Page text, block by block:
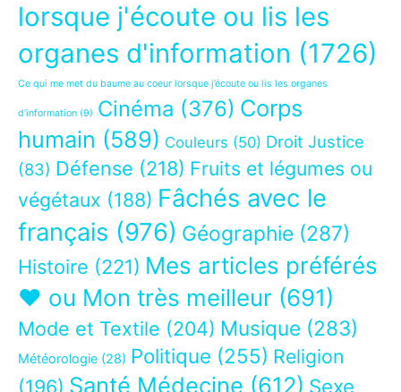
lorsque j'écoute ou lis les
organes d'information (1726)
Ce qui me met du baume au coeur lorsque j’écoute ou lis les organes
d’information (9) Cinéma (376) Corps
humain (589) Couleurs (50) Droit Justice
(83) Défense (218) Fruits et légumes ou
végétaux (188) Fâchés avec le
français (976) Géographie (287)
Histoire (221) Mes articles préférés
❤ ou Mon très meilleur (691)
Mode et Textile (204) Musique (283)
Météorologie (28) Politique (255) Religion
(196) Santé Médecine (612) Sexe